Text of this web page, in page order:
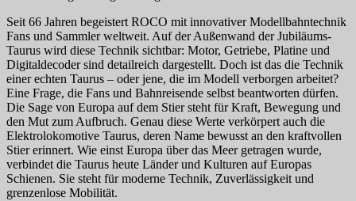
Seit 66 Jahren begeistert ROCO mit innovativer Modellbahntechnik
Fans und Sammler weltweit. Auf der Außenwand der Jubiläums-
Taurus wird diese Technik sichtbar: Motor, Getriebe, Platine und
Digitaldecoder sind detailreich dargestellt. Doch ist das die Technik
einer echten Taurus – oder jene, die im Modell verborgen arbeitet?
Eine Frage, die Fans und Bahnreisende selbst beantworten dürfen.
Die Sage von Europa auf dem Stier steht für Kraft, Bewegung und
den Mut zum Aufbruch. Genau diese Werte verkörpert auch die
Elektrolokomotive Taurus, deren Name bewusst an den kraftvollen
Stier erinnert. Wie einst Europa über das Meer getragen wurde,
verbindet die Taurus heute Länder und Kulturen auf Europas
Schienen. Sie steht für moderne Technik, Zuverlässigkeit und
grenzenlose Mobilität.